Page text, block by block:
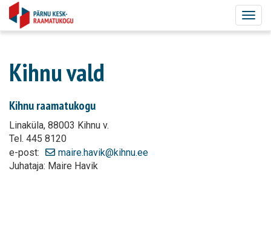
Kihnu vald
Kihnu raamatukogu
Linaküla, 88003 Kihnu v.
Tel. 445 8120
e-post:
maire.havik@kihnu.ee
Juhataja: Maire Havik